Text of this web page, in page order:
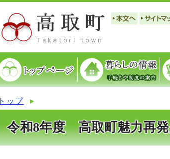
トップ
令和8年度 高取町魅力再